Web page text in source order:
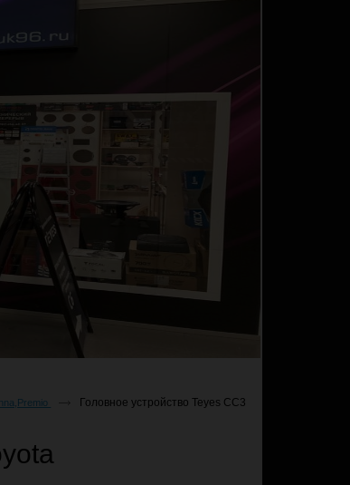
Головное устройство Teyes CC3